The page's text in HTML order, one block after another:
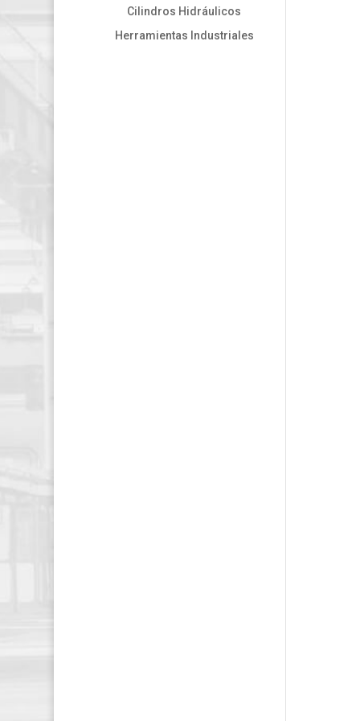
Cilindros Hidráulicos
Herramientas Industriales